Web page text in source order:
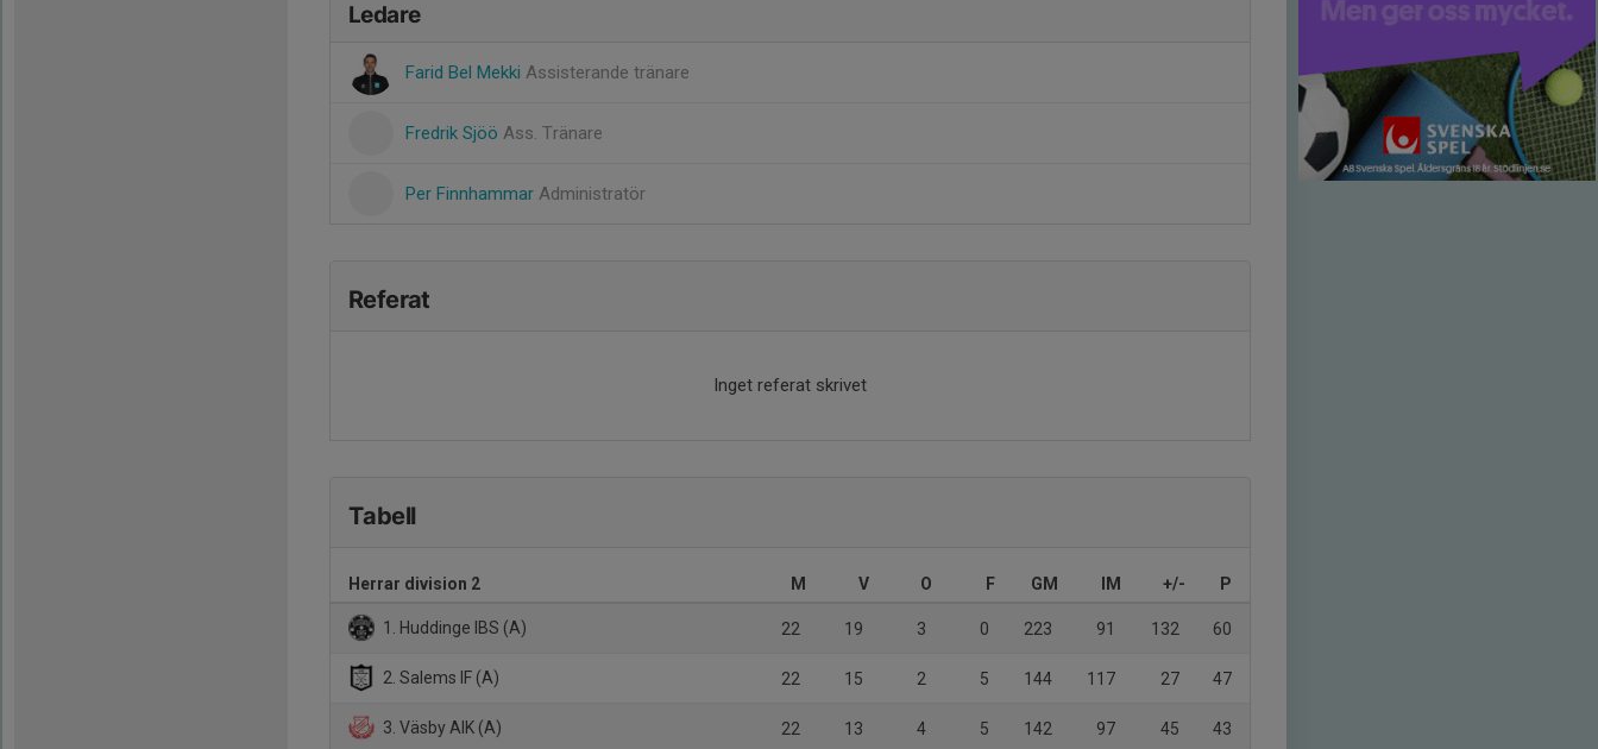
Ledare
Farid Bel Mekki Assisterande tränare
Fredrik Sjöö Ass. Tränare
Per Finnhammar Administratör
Referat
Inget referat skrivet
Tabell
Herrar division 2 M V O F GM IM +/- P
1. Huddinge IBS (A) 22 19 3 0 223 91 132 60
2. Salems IF (A) 22 15 2 5 144 117 27 47
3. Väsby AIK (A) 22 13 4 5 142 97 45 43